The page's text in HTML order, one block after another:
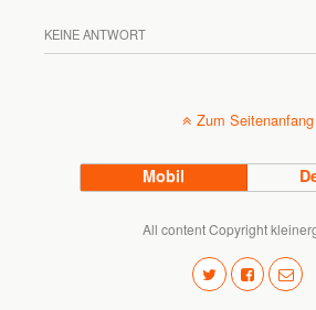
KEINE ANTWORT
Zum Seitenanfang
Mobil
All content Copyright